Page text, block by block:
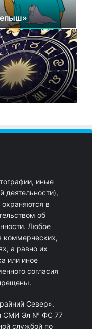
иные
деятельности),
в
об
Любое
коммерческих,
а равно их
или иное
согласия
Север».
СМИ Эл № ФС 77
службой по